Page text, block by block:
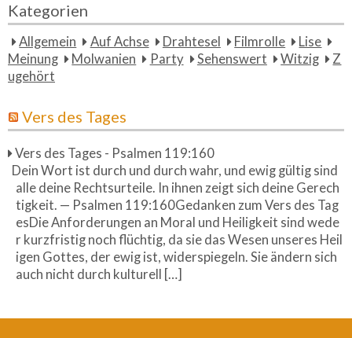
Kategorien
Allgemein Auf Achse Drahtesel Filmrolle
Lise
Meinung
Molwanien Party Sehenswert Witzig
Z
ugehört
Vers des Tages
Vers des Tages - Psalmen 119:160
Dein Wort ist durch und durch wahr, und ewig gültig sind
alle deine Rechtsurteile. In ihnen zeigt sich deine Gerech
tigkeit. — Psalmen 119:160Gedanken zum Vers des Tag
esDie Anforderungen an Moral und Heiligkeit sind wede
r kurzfristig noch flüchtig, da sie das Wesen unseres Heil
igen Gottes, der ewig ist, widerspiegeln. Sie ändern sich
auch nicht durch kulturell […]